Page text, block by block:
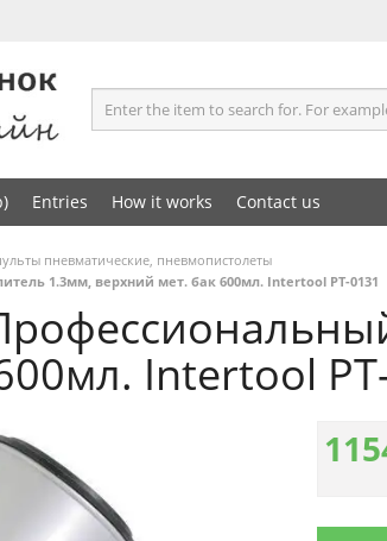
Entries How it works Contact us
пневматические, пневмопистолеты
1.3мм, верхний мет. бак 600мл. Intertool PT-0131
Intertool